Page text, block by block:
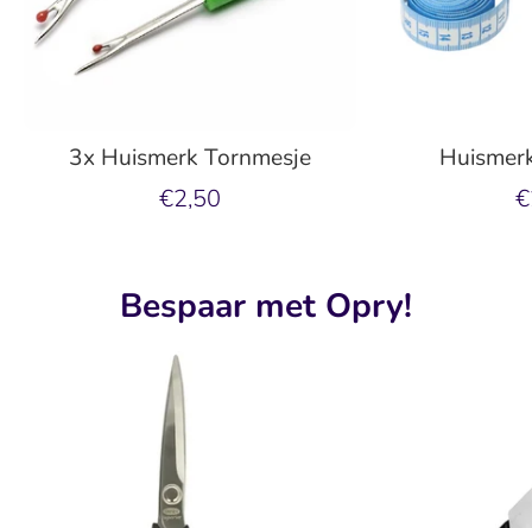
3x Huismerk Tornmesje
€2,50
Bespaar met Opry!